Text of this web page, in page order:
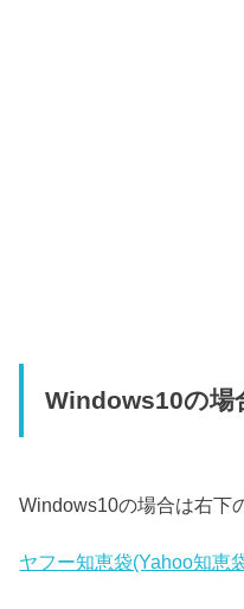
Windows10の場
Windows10の場合は右下
ヤフー知恵袋(Yahoo知恵